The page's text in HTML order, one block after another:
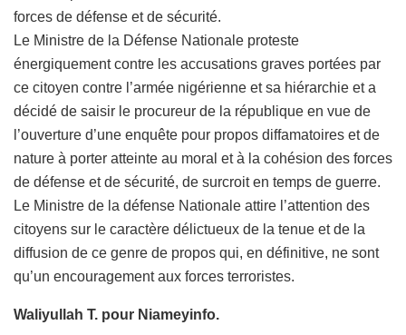
forces de défense et de sécurité.
Le Ministre de la Défense Nationale proteste
énergiquement contre les accusations graves portées par
ce citoyen contre l’armée nigérienne et sa hiérarchie et a
décidé de saisir le procureur de la république en vue de
l’ouverture d’une enquête pour propos diffamatoires et de
nature à porter atteinte au moral et à la cohésion des forces
de défense et de sécurité, de surcroit en temps de guerre.
Le Ministre de la défense Nationale attire l’attention des
citoyens sur le caractère délictueux de la tenue et de la
diffusion de ce genre de propos qui, en définitive, ne sont
qu’un encouragement aux forces terroristes.
Waliyullah T. pour Niameyinfo.